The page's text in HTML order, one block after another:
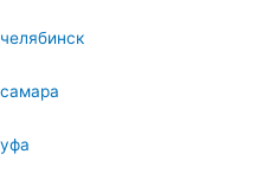
челябинск
самара
уфа